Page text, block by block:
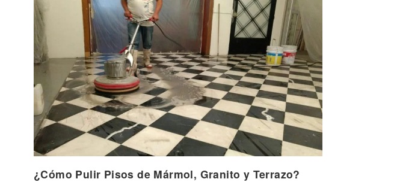
¿Cómo Pulir Pisos de Mármol, Granito y Terrazo?